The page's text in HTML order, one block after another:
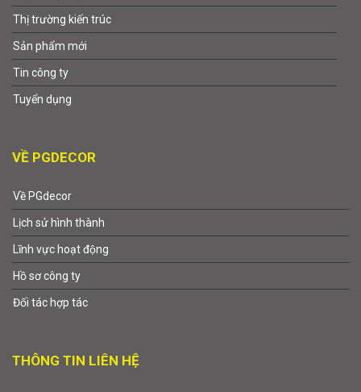
Thị trường kiến trúc
Sản phẩm mới
Tin công ty
Tuyển dụng
VỀ PGDECOR
Về PGdecor
Lịch sử hình thành
Lĩnh vực hoạt động
Hồ sơ công ty
Đối tác hợp tác
THÔNG TIN LIÊN HỆ